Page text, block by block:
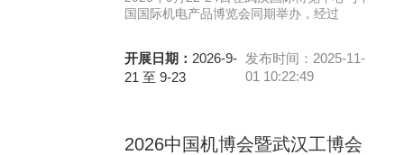
国国际机电产品博览会同期举办，经过
开展日期： 2026-9-
21 至 9-23
发布时间：2025-11-
01 10:22:49
2026中国机博会暨武汉工博会